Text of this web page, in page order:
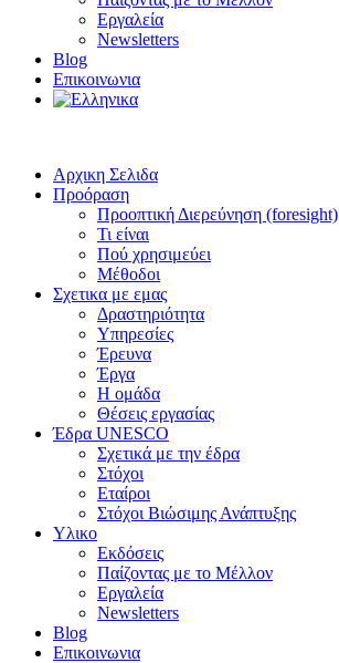
Εργαλεία
Newsletters
Blog
Επικοινωνια
Αρχικη Σελιδα
Προόραση
Προοπτική Διερεύνηση (foresight)
Τι είναι
Πού χρησιμεύει
Μέθοδοι
Σχετικα με εμας
Δραστηριότητα
Υπηρεσίες
Έρευνα
Έργα
Η ομάδα
Θέσεις εργασίας
Έδρα UNESCO
Σχετικά με την έδρα
Στόχοι
Εταίροι
Στόχοι Βιώσιμης Ανάπτυξης
Υλικο
Εκδόσεις
Παίζοντας με το Μέλλον
Εργαλεία
Newsletters
Blog
Επικοινωνια